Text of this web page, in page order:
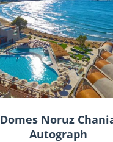
Domes Noruz
Autograph